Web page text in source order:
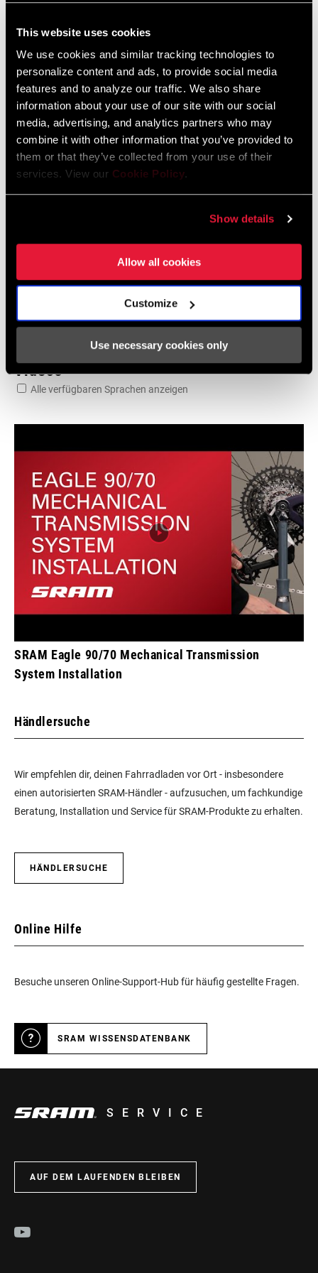
This website uses cookies
We use cookies and similar tracking technologies to
personalize content and ads, to provide social media
features and to analyze our traffic. We also share
information about your use of our site with our social
media, advertising, and analytics partners who may
combine it with other information that you’ve provided to
them or that they’ve collected from your use of their
services. View our Cookie Policy.
Show details
Allow all cookies
Customize
Use necessary cookies only
353 KB
SRAM Gewährleistung
SRAM und Zipp Gewährleistung
Eagle Transmission and DH
Transmission Frame Fit Specifications
3 MB
Videos
Alle verfügbaren Sprachen anzeigen
SRAM Eagle 90/70 Mechanical Transmission
System Installation
Händlersuche
Wir empfehlen dir, deinen Fahrradladen vor Ort - insbesondere
einen autorisierten SRAM-Händler - aufzusuchen, um fachkundige
Beratung, Installation und Service für SRAM-Produkte zu erhalten.
HÄNDLERSUCHE
Online Hilfe
Besuche unseren Online-Support-Hub für häufig gestellte Fragen.
SRAM WISSENSDATENBANK
SERVICE
AUF DEM LAUFENDEN BLEIBEN